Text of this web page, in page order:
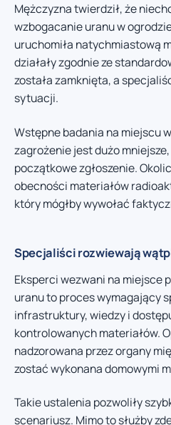
Mężczyzna twierdził, że
wzbogacanie uranu w
uruchomiła natychmiastową
działały zgodnie ze
została zamknięta, a
sytuacji.
Wstępne badania na miejscu
zagrożenie jest dużo
początkowe zgłoszenie.
obecności materiałów
który mógłby wywołać
Specjaliści rozwiewają
Eksperci wezwani na miejsce
uranu to proces wymagający
infrastruktury, wiedzy i
kontrolowanych materiałów.
nadzorowana przez organy
zostać wykonana domowymi
Takie ustalenia pozwoliły
scenariusz. Mimo to służby